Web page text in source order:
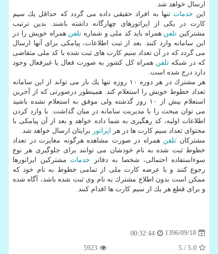
ارسال خواهد شد.
این خدمات تنها به افراد حقیقی داده می گردد كه حداقل یك سیم
كارت در یكی از اپراتورهای چهارگانه داشته باشند. بدین ترتیب
مشتركین تلفن همراه باید كد ملی و شماره تلفن همراه خویش را در
این سامانه وارد كنند. بعد از ثبت اطلاعات، پیامكی برای آنها ارسال
می گردد كه در آن تعداد سیم كارت های ثبت شده با كد ملی متقاضی
كه در شبكهتلفن همراه كل كشور به صورت فعال یا غیرفعال وجود
دارد درج شده است.
هر مشترك در هر دوره ۱۰ روزه تنها یك بار می تواند از این سامانه
تعداد خطوط خویش را استعلام كند. همینطور درصورتی كه از آخرین
استعلام بیش از ۱۰ روز گذشته ولی موفق به استعلام نشده باشید
می توان مبحث را با مدیریت سامانه در میان گذاشت. با وارد كردن
اطلاعات اولیه، كد رهگیری به شما داده خواهد و بعد از آن پیامكی با
محتوای تعداد سیم كارت ها در هر
اپراتور برایتان ارسال خواهد شد.
مشتركان تلفن همراه در صورت مشاهده هرگونه مغایرت در تعداد
خطوط ثبت شده به نام خودشان می توانند برای جلوگیری هر نوع
سوءاستفاده احتمالی، شخصا به دفاتر خدمات مشتركین اپراتورها
رجوع كنند و با عرضه كارت ملی از تمامی خطوط به نام خود كه
ممكن است بدون اطلاع مشترك به نام وی ثبت شده باشد، آگاه شده
و برای قطع هر یك از سیم كارت ها اقدام كنند.
1396/09/18
00:32:44
5.0
/ 5
5923